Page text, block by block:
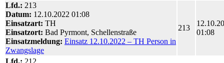
Lfd.: 213
Datum: 12.10.2022 01:08
Einsatzart: TH
Einsatzort: Bad Pyrmont, Schellenstraße
Einsatzmeldung: Einsatz 12.10.2022 – TH Person in
Zwangslage
213
01:08
Lfd.: 212